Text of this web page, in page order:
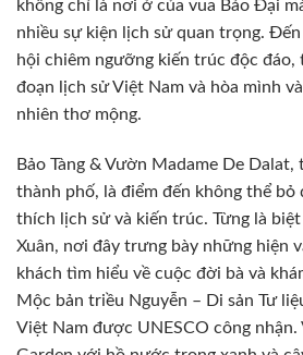
không chỉ là nơi ở của vua Bảo Đại
nhiều sự kiện lịch sử quan trọng.
hội chiêm ngưỡng kiến trúc độc đáo,
đoạn lịch sử Việt Nam và hòa mình
nhiên thơ mộng.
Bảo Tàng & Vườn Madame De
thành phố, là điểm đến không thể bỏ
thích lịch sử và kiến trúc. Từng là biệt
Xuân, nơi đây trưng bày những hiện
khách tìm hiểu về cuộc đời bà và
Mộc bản triều Nguyễn – Di sản Tư
Việt Nam được UNESCO công